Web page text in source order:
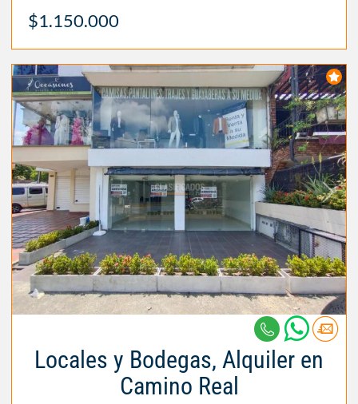
$1.150.000
Locales y Bodegas, Alquiler en
Camino Real